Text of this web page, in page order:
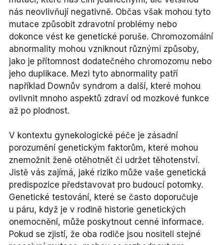
nás neovlivňují negativně. Občas však mohou tyto
mutace způsobit zdravotní problémy nebo
dokonce vést ke genetické poruše. Chromozomální
abnormality mohou vzniknout různými způsoby,
jako je přítomnost dodatečného chromozomu nebo
jeho duplikace. Mezi tyto abnormality patří
například Downův syndrom a další, které mohou
ovlivnit mnoho aspektů zdraví od mozkové funkce
až po plodnost.
V kontextu gynekologické péče je zásadní
porozumění genetickým faktorům, které mohou
znemožnit ženě otěhotnět či udržet těhotenství.
Jistě vás zajímá, jaké riziko může vaše genetická
predispozice představovat pro budoucí potomky.
Genetické testování, které se často doporučuje
u páru, když je v rodině historie genetických
onemocnění, může poskytnout cenné informace.
Pokud se zjistí, že oba rodiče jsou nositeli stejné